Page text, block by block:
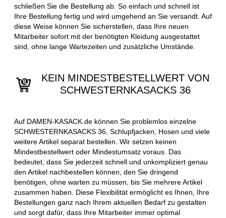
schließen Sie die Bestellung ab. So einfach und schnell ist
Ihre Bestellung fertig und wird umgehend an Sie versandt. Auf
diese Weise können Sie sicherstellen, dass Ihre neuen
Mitarbeiter sofort mit der benötigten Kleidung ausgestattet
sind, ohne lange Wartezeiten und zusätzliche Umstände.
KEIN MINDESTBESTELLWERT VON
SCHWESTERNKASACKS 36
Auf DAMEN-KASACK.de können Sie problemlos einzelne
SCHWESTERNKASACKS 36, Schlupfjacken, Hosen und viele
weitere Artikel separat bestellen. Wir setzen keinen
Mindestbestellwert oder Mindestumsatz voraus. Das
bedeutet, dass Sie jederzeit schnell und unkompliziert genau
den Artikel nachbestellen können, den Sie dringend
benötigen, ohne warten zu müssen, bis Sie mehrere Artikel
zusammen haben. Diese Flexibilität ermöglicht es Ihnen, Ihre
Bestellungen ganz nach Ihrem aktuellen Bedarf zu gestalten
und sorgt dafür, dass Ihre Mitarbeiter immer optimal